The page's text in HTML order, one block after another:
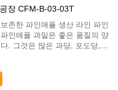
장 CFM-B-03-03T
존한 파인애플 생산 라인 파인
인애플 과일은 좋은 품질의 양
. 그것은 많은 과당, 포도당,
고 신 맛, 파...